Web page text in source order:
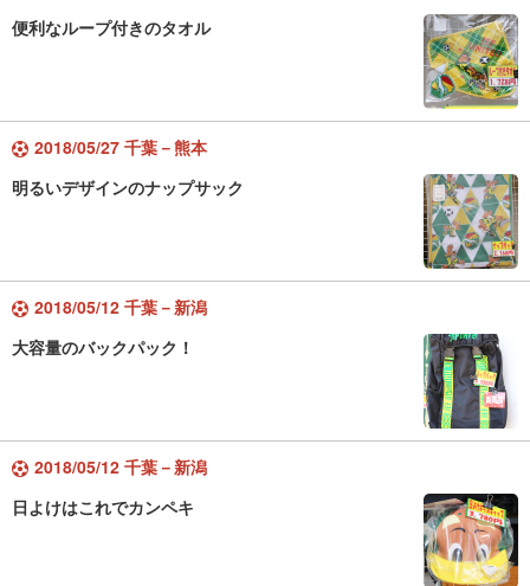
便利なループ付きのタオル
2018/05/27 千葉－熊本
明るいデザインのナップサック
2018/05/12 千葉－新潟
大容量のバックパック！
2018/05/12 千葉－新潟
日よけはこれでカンペキ